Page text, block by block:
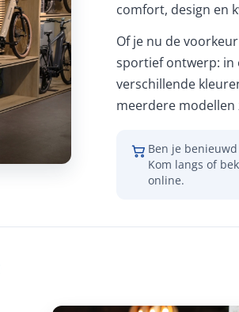
comfort, design en
Of je nu de
sportief ontwerp: in
verschillende
meerdere
Ben je
Kom langs of
online.